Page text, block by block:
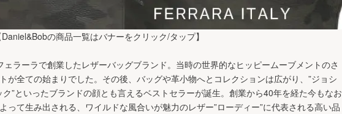
Daniel&Bobの商品一覧はバナーをクリック/タップ】
ラーラで創業したレザーバッグブランド。当時の世界的なヒッピームーブメントのさ
が全ての始まりでした。その後、バッグや革小物へとコレクションは広がり、”ジョシ
ク”といったブランドの顔とも言えるベストセラーが誕生。創業から40年を経た今もなお
って生み出される、ワイルドな風合いが魅力のレザー”ローディー”に代表される高い品